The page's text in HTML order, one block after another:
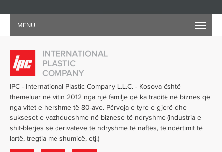
MENU
IPC - International Plastic Company L.L.C. - Kosova është
themeluar në vitin 2012 nga një familje që ka traditë në biznes që
nga vitet e hershme të 80-ave. Përvoja e tyre e gjerë dhe
sukseset e vazhdueshme në biznese të ndryshme (industria e
shit-blerjes së derivateve të ndryshme të naftës, të ndërtimit të
lartë, tregtia me shumicë, etj.)